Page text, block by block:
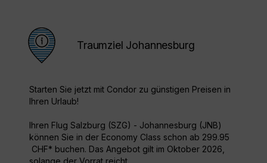
Traumziel Johannesburg
Starten Sie jetzt mit Condor zu günstigen Preisen in
Ihren Urlaub!
Ihren Flug Salzburg (SZG) - Johannesburg (JNB)
können Sie in der Economy Class schon ab 299.95
CHF* buchen. Das Angebot gilt im Oktober 2026,